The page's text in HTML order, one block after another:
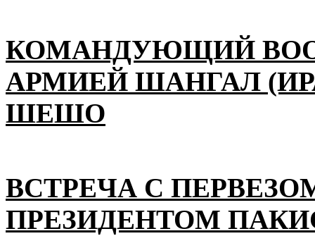
КОМАНДУЮЩИЙ
АРМИЕЙ ШАНГАЛ
ШЕШО
ВСТРЕЧА С
ПРЕЗИДЕНТОМ